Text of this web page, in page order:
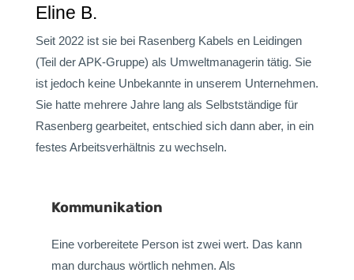
Eline B.
Seit 2022 ist sie bei Rasenberg Kabels en Leidingen
(Teil der APK-Gruppe) als Umweltmanagerin tätig. Sie
ist jedoch keine Unbekannte in unserem Unternehmen.
Sie hatte mehrere Jahre lang als Selbstständige für
Rasenberg gearbeitet, entschied sich dann aber, in ein
festes Arbeitsverhältnis zu wechseln.
Kommunikation
Eine vorbereitete Person ist zwei wert. Das kann
man durchaus wörtlich nehmen. Als